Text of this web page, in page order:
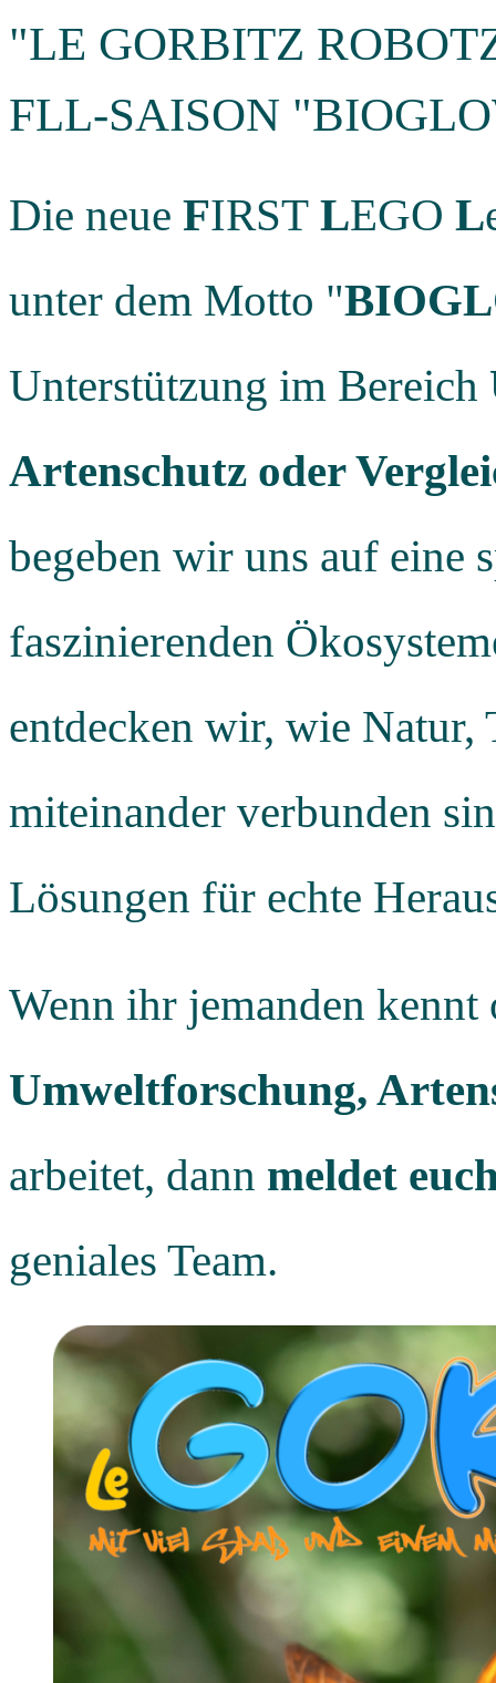
"LE GORBITZ
FLL-SAISON
Die neue FIRST LEGO L
unter dem Motto "
Unterstützung im Bereich
Artenschutz oder
begeben wir uns auf eine
faszinierenden
entdecken wir, wie
miteinander verbunden
Lösungen für echte
Wenn ihr jemanden
Umweltforschung,
arbeitet, dann meldet
geniales Team.